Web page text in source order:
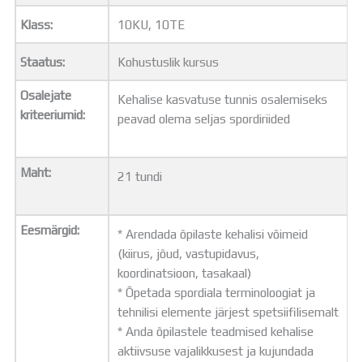
Kodukord
Projektid
ÜLDINFO
Sisseastumine
Dokumendid
Uudised
Toitlustamine
Õpilasesindus
Kontaktid
Tööpakkumised
Klass: 10KU, 10TE
Staatus: Kohustuslik kursus
Osalejate
kriteeriumid:
Kehalise kasvatuse tunnis osalemiseks
peavad olema seljas spordiriided
Maht: 21 tundi
Eesmärgid:
* Arendada õpilaste kehalisi võimeid
(kiirus, jõud, vastupidavus,
koordinatsioon, tasakaal)
* Õpetada spordiala terminoloogiat ja
tehnilisi elemente järjest spetsiifilisemalt
* Anda õpilastele teadmised kehalise
aktiivsuse vajalikkusest ja kujundada